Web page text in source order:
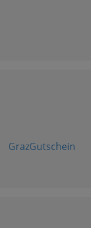
GrazGutschein